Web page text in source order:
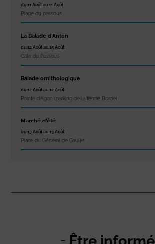
du 11 Août au 11 Août
Plage du passous
La Balade d’Anton
du 12 Août au 15 Août
Cale du Passous
Balade ornithologique
du 12 Août au 12 Août
Pointe d'Agon (parking de la ferme Borde)
Marché d’été
du 13 Août au 13 Août
Place du Général de Gaulle
Être informé